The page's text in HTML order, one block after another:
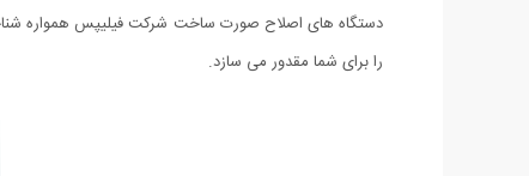
دستگاه های اصلاح صورت ساخت شرکت فیلیپس همواره
را برای شما مقدور می سازد.